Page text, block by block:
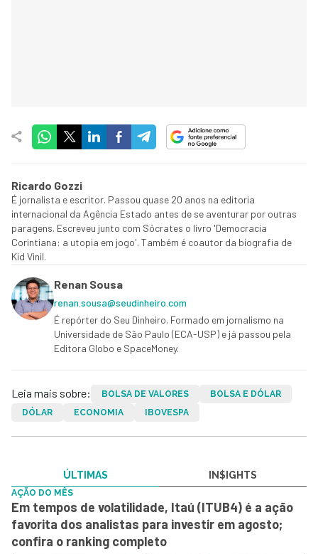
Ricardo Gozzi
É jornalista e escritor. Passou quase 20 anos na editoria
internacional da Agência Estado antes de se aventurar por outras
paragens. Escreveu junto com Sócrates o livro 'Democracia
Corintiana: a utopia em jogo'. Também é coautor da biografia de
Kid Vinil.
Renan Sousa
renan.sousa@seudinheiro.com
É repórter do Seu Dinheiro. Formado em jornalismo na
Universidade de São Paulo (ECA-USP) e já passou pela
Editora Globo e SpaceMoney.
Leia mais sobre: BOLSA DE VALORES
BOLSA E DÓLAR
DÓLAR
ECONOMIA IBOVESPA
ÚLTIMAS IN$IGHTS
AÇÃO DO MÊS
Em tempos de volatilidade, Itaú (ITUB4) é a ação
favorita dos analistas para investir em agosto;
confira o ranking completo